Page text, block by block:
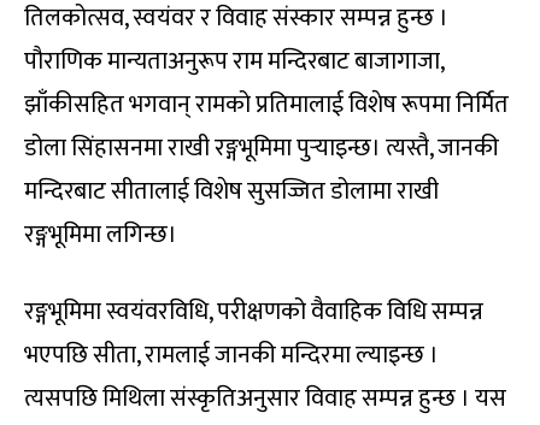
तिलकोत्सव, स्वयंवर र विवाह संस्कार सम्पन्न हुन्छ ।
पौराणिक मान्यताअनुरूप राम मन्दिरबाट बाजागाजा,
झाँकीसहित भगवान् रामको प्रतिमालाई विशेष रूपमा निर्मित
डोला सिंहासनमा राखी रङ्गभूमिमा पुर्‍याइन्छ। त्यस्तै, जानकी
मन्दिरबाट सीतालाई विशेष सुसज्जित डोलामा राखी
रङ्गभूमिमा लगिन्छ।
रङ्गभूमिमा स्वयंवरविधि, परीक्षणको वैवाहिक विधि सम्पन्न
भएपछि सीता, रामलाई जानकी मन्दिरमा ल्याइन्छ ।
त्यसपछि मिथिला संस्कृतिअनुसार विवाह सम्पन्न हुन्छ । यस